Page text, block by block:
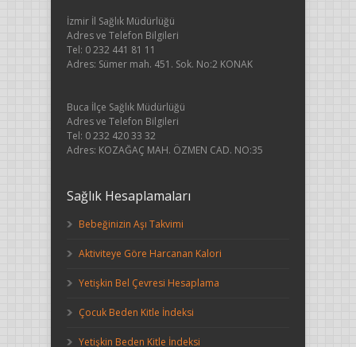
İzmir İl Sağlık Müdürlüğü
Adres ve Telefon Bilgileri
Tel: 0 232 441 81 11
Adres: Sümer mah. 451. Sok. No:2 KONAK
Buca İlçe Sağlık Müdürlüğü
Adres ve Telefon Bilgileri
Tel: 0 232 420 33 32
Adres: KOZAĞAÇ MAH. ÖZMEN CAD. NO:35
Sağlık Hesaplamaları
Bebeğinizin Aşı Takvimi
Aktiviteye Göre Harcanan Kalori
Yetişkin Bel Çevresi Hesaplama
Çocuk Beden Kitle İndeksi
Yetişkin Beden Kitle İndeksi